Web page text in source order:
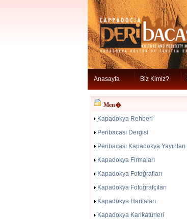
Anasayfa Biz Kimiz?
Men�
Kapadokya Rehberi
Peribacası Dergisi
Peribacası Kapadokya Yayınları
Kapadokya Firmaları
Kapadokya Fotoğrafları
Kapadokya Fotoğrafçıları
Kapadokya Haritaları
Kapadokya Karikatürleri